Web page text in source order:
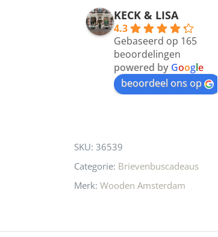
KECK & LISA
4.3
Gebaseerd op 165
beoordelingen
powered by Google
beoordeel ons op
aardig en gezellig
12 maanden geleden
Waarom in hemelsnaam
de woonwinkel op de
klippen  laten lopen? Waar
moeten nu de design
SKU: 36539
Categorie: Brievenbuscadeaus
Merk: Wooden Amsterdam